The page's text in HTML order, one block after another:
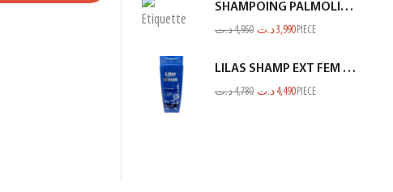
SHAMPOING PALMOLIVE 380ML NV
4,950د.ت 3,990د.ت PIECE
LILAS SHAMP EXT FEM ANTI PELLIC BLEU 350ML
4,780د.ت 4,490 د.ت PIECE